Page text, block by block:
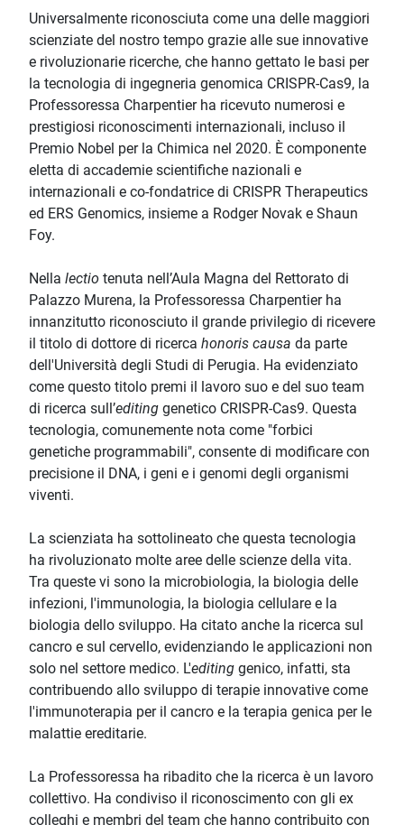
Universalmente riconosciuta come una delle maggiori
scienziate del nostro tempo grazie alle sue innovative
e rivoluzionarie ricerche, che hanno gettato le basi per
la tecnologia di ingegneria genomica CRISPR-Cas9, la
Professoressa Charpentier ha ricevuto numerosi e
prestigiosi riconoscimenti internazionali, incluso il
Premio Nobel per la Chimica nel 2020. È componente
eletta di accademie scientifiche nazionali e
internazionali e co-fondatrice di CRISPR Therapeutics
ed ERS Genomics, insieme a Rodger Novak e Shaun
Foy.
Nella lectio tenuta nell’Aula Magna del Rettorato di
Palazzo Murena, la Professoressa Charpentier ha
innanzitutto riconosciuto il grande privilegio di ricevere
il titolo di dottore di ricerca honoris causa da parte
dell'Università degli Studi di Perugia. Ha evidenziato
come questo titolo premi il lavoro suo e del suo team
di ricerca sull’editing genetico CRISPR-Cas9. Questa
tecnologia, comunemente nota come "forbici
genetiche programmabili", consente di modificare con
precisione il DNA, i geni e i genomi degli organismi
viventi.
La scienziata ha sottolineato che questa tecnologia
ha rivoluzionato molte aree delle scienze della vita.
Tra queste vi sono la microbiologia, la biologia delle
infezioni, l'immunologia, la biologia cellulare e la
biologia dello sviluppo. Ha citato anche la ricerca sul
cancro e sul cervello, evidenziando le applicazioni non
solo nel settore medico. L'editing genico, infatti, sta
contribuendo allo sviluppo di terapie innovative come
l'immunoterapia per il cancro e la terapia genica per le
malattie ereditarie.
La Professoressa ha ribadito che la ricerca è un lavoro
collettivo. Ha condiviso il riconoscimento con gli ex
colleghi e membri del team che hanno contribuito con